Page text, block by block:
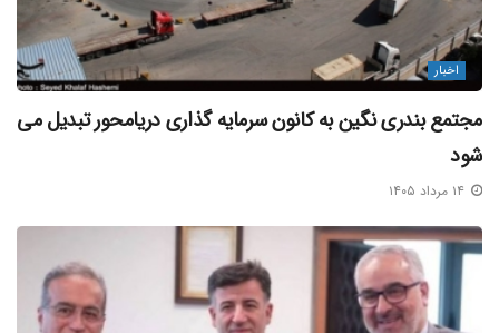
بلاگ خبری مکران آریا دریا
منبع خبر
اخبار
مجتمع بندری نگین به کانون سرمایه‌ گذاری دریامحور تبدیل می‌
شود